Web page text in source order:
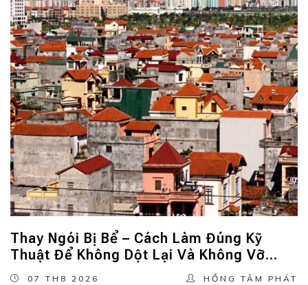
Thay Ngói Bị Bể – Cách Làm Đúng Kỹ
Thuật Để Không Dột Lại Và Không Vỡ
Thêm Ngói Xung Quanh.
07 TH8 2026 HỒNG TÂM PHÁT